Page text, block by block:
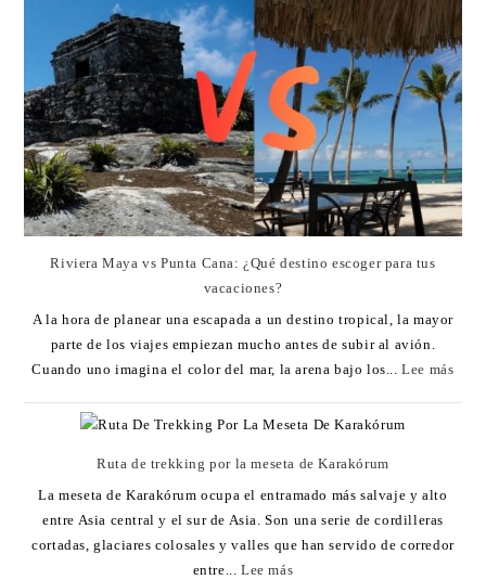
Riviera Maya vs Punta Cana: ¿Qué destino escoger para tus
vacaciones?
A la hora de planear una escapada a un destino tropical, la mayor
parte de los viajes empiezan mucho antes de subir al avión.
Cuando uno imagina el color del mar, la arena bajo los...Lee más
Ruta de trekking por la meseta de Karakórum
La meseta de Karakórum ocupa el entramado más salvaje y alto
entre Asia central y el sur de Asia. Son una serie de cordilleras
cortadas, glaciares colosales y valles que han servido de corredor
entre...Lee más